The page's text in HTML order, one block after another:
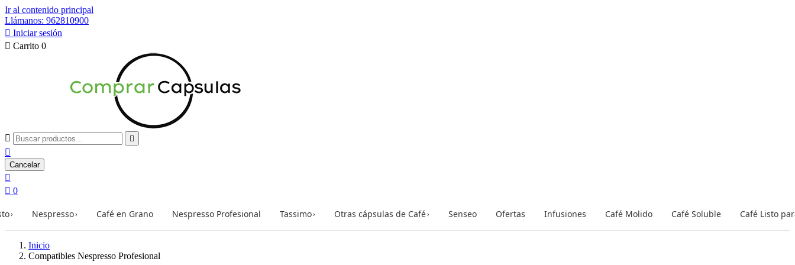
Ir al contenido principal
Llámanos: 962810900
 Iniciar sesión
 Carrito 0
 

Cancelar

 0
› Nespresso› Café en Grano Nespresso Profesional Tassimo› Otras cápsulas de Café› Senseo Ofertas Infusiones Café Molido Café Soluble Café Listo
Inicio
Compatibles Nespresso Profesional